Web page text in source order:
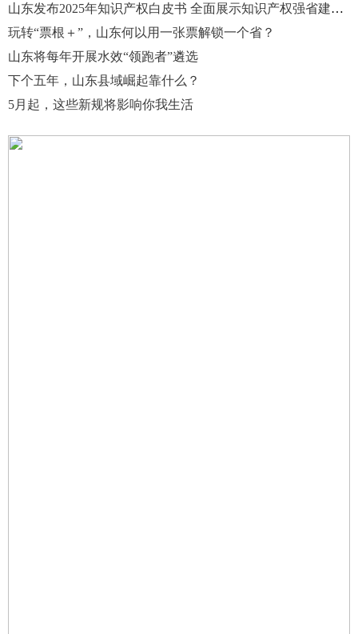
山东发布2025年知识产权白皮书 全面展示知识产权强省建设成效
玩转“票根＋”，山东何以用一张票解锁一个省？
山东将每年开展水效“领跑者”遴选
下个五年，山东县域崛起靠什么？
5月起，这些新规将影响你我生活